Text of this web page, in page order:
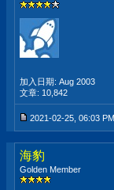
加入日期: Aug 2003
文章: 10,842
2021-02-25, 06:03
海豹
Golden Member